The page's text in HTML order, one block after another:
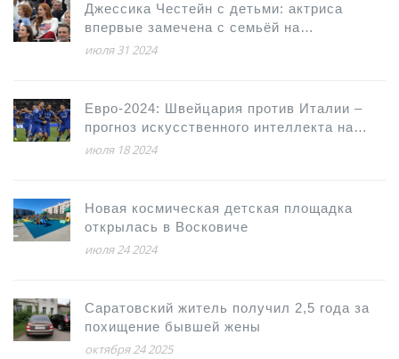
Джессика Честейн с детьми: актриса
впервые замечена с семьёй на
Олимпийских играх в Париже
июля 31 2024
Евро-2024: Швейцария против Италии –
прогноз искусственного интеллекта на
важный матч
июля 18 2024
Новая космическая детская площадка
открылась в Восковиче
июля 24 2024
Саратовский житель получил 2,5 года за
похищение бывшей жены
октября 24 2025